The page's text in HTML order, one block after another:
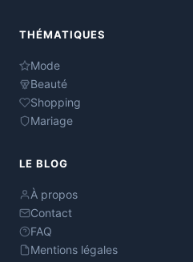
THÉMATIQUES
Mode
Beauté
Shopping
Mariage
LE BLOG
À propos
Contact
FAQ
Mentions légales